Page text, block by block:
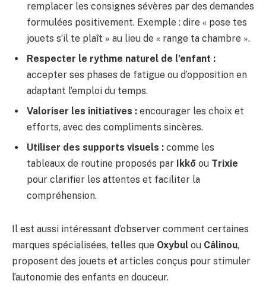
remplacer les consignes sévères par des demandes
formulées positivement. Exemple : dire « pose tes
jouets s’il te plaît » au lieu de « range ta chambre ».
Respecter le rythme naturel de l’enfant :
accepter ses phases de fatigue ou d’opposition en
adaptant l’emploi du temps.
Valoriser les initiatives : encourager les choix et
efforts, avec des compliments sincères.
Utiliser des supports visuels : comme les
tableaux de routine proposés par
Ikkō ou Trixie
pour clarifier les attentes et faciliter la
compréhension.
Il est aussi intéressant d’observer comment certaines
marques spécialisées, telles que Oxybul ou Câlinou,
proposent des jouets et articles conçus pour stimuler
l’autonomie des enfants en douceur.